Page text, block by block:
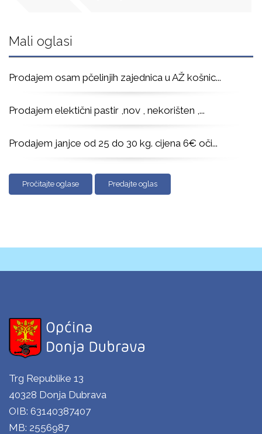
Mali oglasi
Prodajem osam pčelinjih zajednica u AŽ košnic...
Prodajem elektični pastir ,nov , nekorišten , ...
Prodajem janjce od 25 do 30 kg. cijena 6€ oči...
Pročitajte oglase Predajte oglas
Trg Republike 13
40328 Donja Dubrava
OIB: 63140387407
MB: 2556987